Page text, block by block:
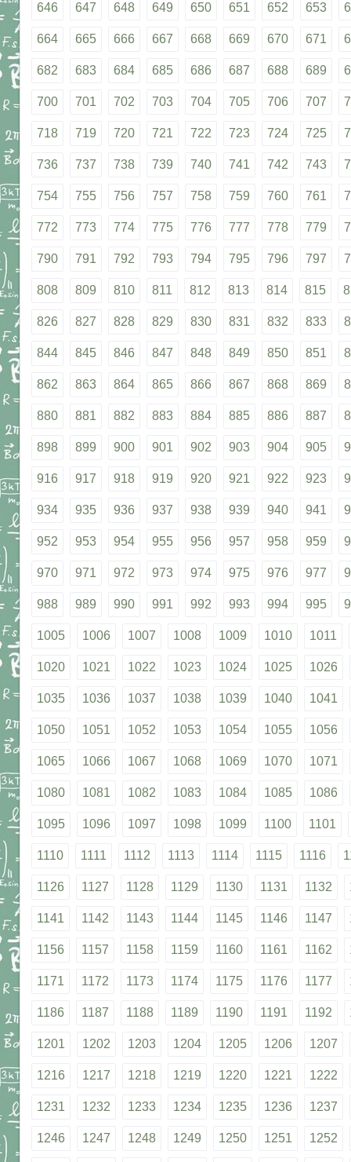
646 647 648 649 650 651 652 653
664 665 666 667 668 669 670 671
682 683 684 685 686 687 688 689
700 701 702 703 704 705 706 707
718 719 720 721 722 723 724 725
736 737 738 739 740 741 742 743
754 755 756 757 758 759 760 761
772 773 774 775 776 777 778 779
790 791 792 793 794 795 796 797
808 809 810 811 812 813 814 815
826 827 828 829 830 831 832 833
844 845 846 847 848 849 850 851
862 863 864 865 866 867 868 869
880 881 882 883 884 885 886 887
898 899 900 901 902 903 904 905
916 917 918 919 920 921 922 923
934 935 936 937 938 939 940 941
952 953 954 955 956 957 958 959
970 971 972 973 974 975 976 977
988 989 990 991 992 993 994 995
1005 1006 1007 1008 1009 1010 1011
1020 1021 1022 1023 1024 1025 1026
1035 1036 1037 1038 1039 1040 1041
1050 1051 1052 1053 1054 1055 1056
1065 1066 1067 1068 1069 1070 1071
1080 1081 1082 1083 1084 1085 1086
1095 1096 1097 1098 1099 1100 1101
1110 1111 1112 1113 1114 1115 1116
1126 1127 1128 1129 1130 1131 1132
1141 1142 1143 1144 1145 1146 1147
1156 1157 1158 1159 1160 1161 1162
1171 1172 1173 1174 1175 1176 1177
1186 1187 1188 1189 1190 1191 1192
1201 1202 1203 1204 1205 1206 1207
1216 1217 1218 1219 1220 1221 1222
1231 1232 1233 1234 1235 1236 1237
1246 1247 1248 1249 1250 1251 1252